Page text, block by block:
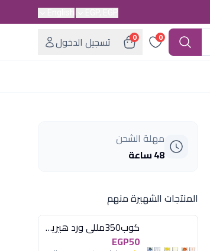
0
0
تسجيل الدخول
مهلة الشحن
48 ساعة
المنتجات الشهيرة منهم
كوب350مللى ورد هيريفين
EGP50